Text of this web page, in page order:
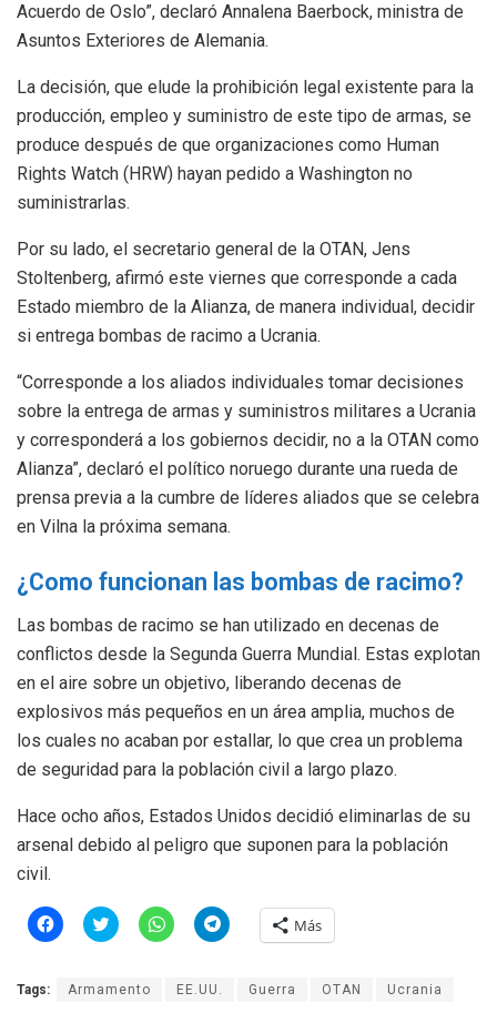
Acuerdo de Oslo”, declaró Annalena Baerbock, ministra de
Asuntos Exteriores de Alemania.
La decisión, que elude la prohibición legal existente para la
producción, empleo y suministro de este tipo de armas, se
produce después de que organizaciones como Human
Rights Watch (HRW) hayan pedido a Washington no
suministrarlas.
Por su lado, el secretario general de la OTAN, Jens
Stoltenberg, afirmó este viernes que corresponde a cada
Estado miembro de la Alianza, de manera individual, decidir
si entrega bombas de racimo a Ucrania.
“Corresponde a los aliados individuales tomar decisiones
sobre la entrega de armas y suministros militares a Ucrania
y corresponderá a los gobiernos decidir, no a la OTAN como
Alianza”, declaró el político noruego durante una rueda de
prensa previa a la cumbre de líderes aliados que se celebra
en Vilna la próxima semana.
¿Como funcionan las bombas de racimo?
Las bombas de racimo se han utilizado en decenas de
conflictos desde la Segunda Guerra Mundial. Estas explotan
en el aire sobre un objetivo, liberando decenas de
explosivos más pequeños en un área amplia, muchos de
los cuales no acaban por estallar, lo que crea un problema
de seguridad para la población civil a largo plazo.
Hace ocho años, Estados Unidos decidió eliminarlas de su
arsenal debido al peligro que suponen para la población
civil.
H
a
H
a
i
H
a
H
a Más
Tags: Armamento EE.UU. Guerra OTAN Ucrania